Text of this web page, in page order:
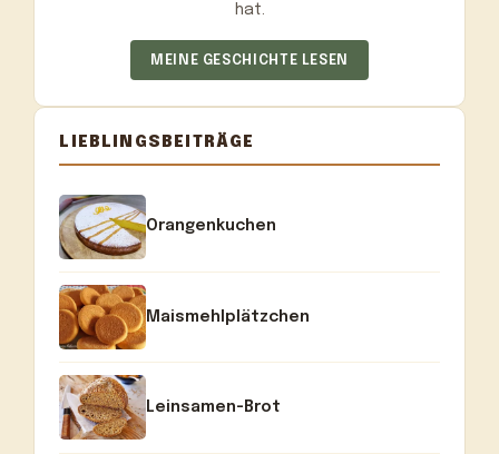
hat.
MEINE GESCHICHTE LESEN
LIEBLINGSBEITRÄGE
Orangenkuchen
Maismehlplätzchen
Leinsamen-Brot